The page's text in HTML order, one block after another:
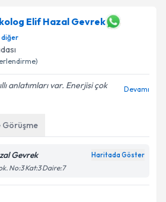
Elif Hazal Gevrek
diğer
anlatımları var. Enerjisi çok
Görüşme
Gevrek
No:3 Kat:3 Daire:7